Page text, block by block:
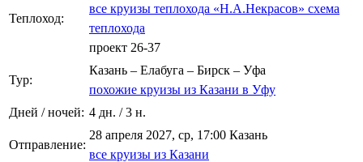
Теплоход:
все круизы теплохода «Н.А.Некрасов» схема
теплохода
проект 26-37
Тур:
Казань – Елабуга – Бирск – Уфа
похожие круизы из Казани в Уфу
Дней / ночей: 4 дн. / 3 н.
Отправление:
28 апреля 2027, ср, 17:00 Казань
все круизы из Казани